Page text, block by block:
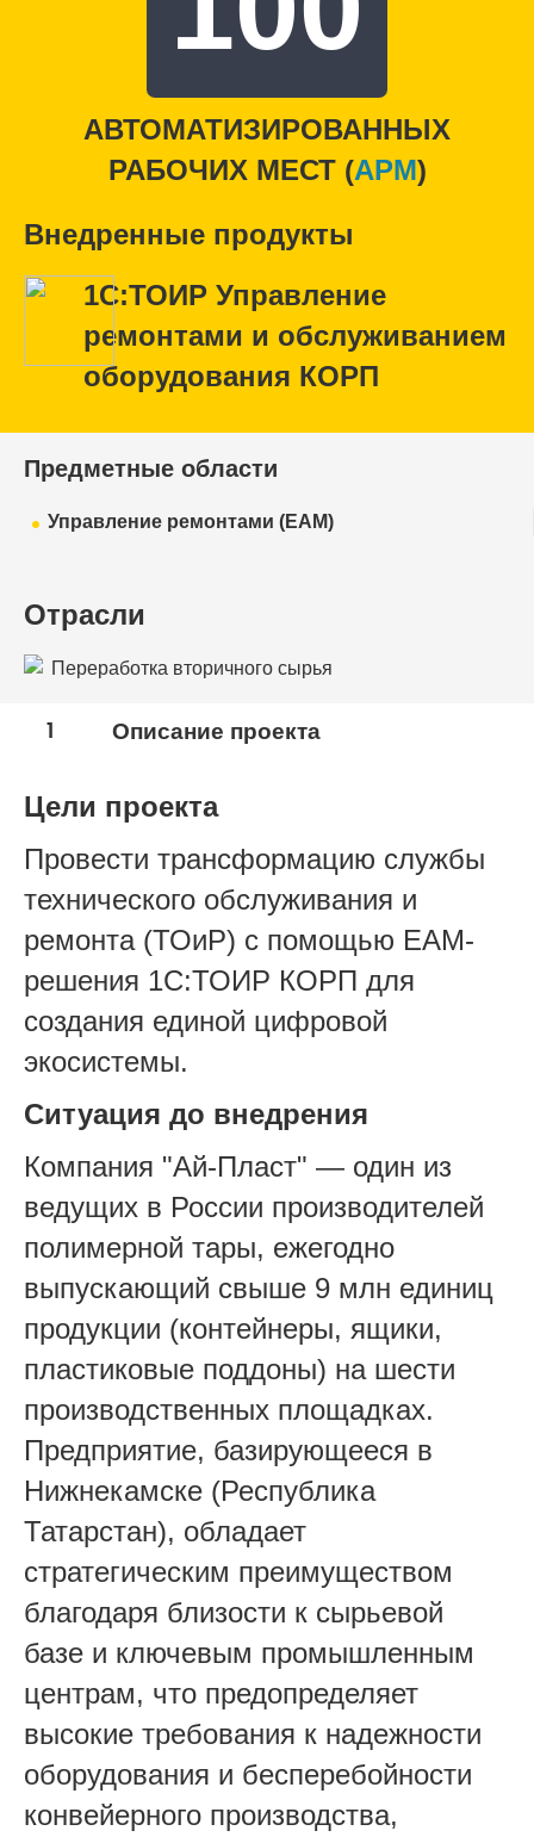
АВТОМАТИЗИРОВАННЫХ
РАБОЧИХ МЕСТ (APM)
Внедренные продукты
1С:ТОИР Управление
ремонтами и обслуживанием
оборудования КОРП
Предметные области
Управление ремонтами (EAM)
Отрасли
Переработка вторичного сырья
1 Описание проекта
Цели проекта
Провести трансформацию службы
технического обслуживания и
ремонта (ТОиР) с помощью EAM-
решения 1С:ТОИР КОРП для
создания единой цифровой
экосистемы.
Ситуация до внедрения
Компания "Ай-Пласт" — один из
ведущих в России производителей
полимерной тары, ежегодно
выпускающий свыше 9 млн единиц
продукции (контейнеры, ящики,
пластиковые поддоны) на шести
производственных площадках.
Предприятие, базирующееся в
Нижнекамске (Республика
Татарстан), обладает
стратегическим преимуществом
благодаря близости к сырьевой
базе и ключевым промышленным
центрам, что предопределяет
высокие требования к надежности
оборудования и бесперебойности
конвейерного производства,